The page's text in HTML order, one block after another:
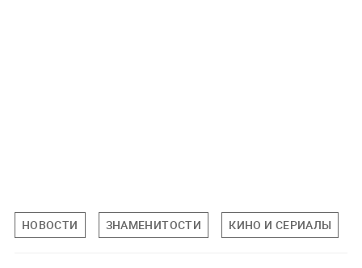
НОВОСТИ ЗНАМЕНИТОСТИ КИНО И СЕРИАЛЫ